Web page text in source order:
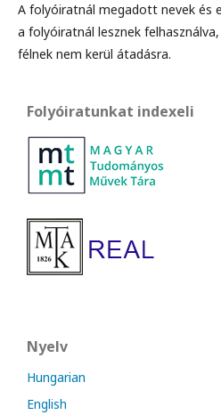
A folyóiratnál megadott nevek és
a folyóiratnál lesznek
félnek nem kerül átadásra.
Folyóiratunkat indexeli
Nyelv
Hungarian
English